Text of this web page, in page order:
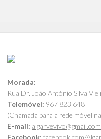
Morada:
Rua Dr. João António Silva
Telemóvel: 967 823 648
(Chamada para a rede móvel
E-mail: algarvevivo@gmail.com
Facebook: facebook.com/